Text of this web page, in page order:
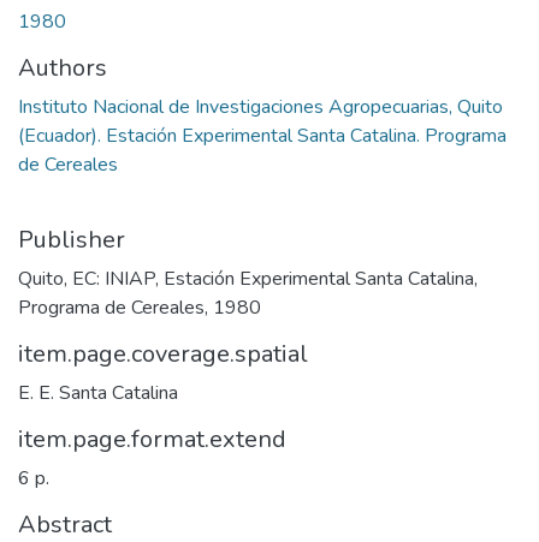
1980
Authors
Instituto Nacional de Investigaciones Agropecuarias, Quito
(Ecuador). Estación Experimental Santa Catalina. Programa
de Cereales
Publisher
Quito, EC: INIAP, Estación Experimental Santa Catalina,
Programa de Cereales, 1980
item.page.coverage.spatial
E. E. Santa Catalina
item.page.format.extend
6 p.
Abstract